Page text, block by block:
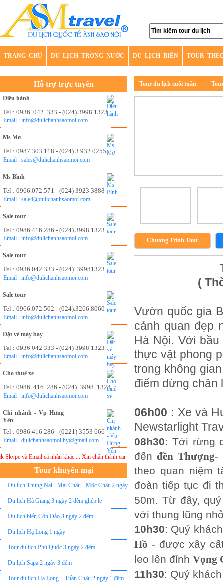
TRANG CHỦ DU LỊCH TRONG NƯỚC DU LỊCH BIỂN TOUR
Hỗ trợ trực tuyến
Điều hành
Tel : 0936. 042. 333 - (024) 3998 1323
Email : info@dulichanhsaomoi.com
Ms Mơ
Tel : 0987.303.118 - (024) 3.932.0255
Email : sales@dulichanhsaomoi.com
Ms Bình
Tel : 0966.072.571 - (024) 3923 3888
Email : sale4@dulichanhsaomoi.com
Sale tour
Tel : 0986 416 286 - (024) 3998 1323
Email : info@dulichanhsaomoi.com
Sale tour
Tel : 0936 042 333 - (024). 39981323
Email : info@dulichanhsaomoi.com
Sale tour
Tel : 0966.072.502 - (024).3266.8060
Email : info@dulichanhsaomoi.com
Đặt vé máy bay
Tel : 0936 042 333 - (024) 3998 1323
Email : info@dulichanhsaomoi.com
Cho thuê xe
Tel : 0986. 416. 286 - (024). 3998. 1323
Email : info@dulichanhsaomoi.com
Chi nhánh - Vp Hưng
Yên
Tel : 0986 416 286 - (0221) 3553 666
Email : dulichanhsaomoi.hy@gmail.com
Lưu ý:DU LỊCH ÁNH SAO MỚI
và Email cá nhân khác ... Xin chân thành cảm ơn!
Tour khuyến mại
Du lịch Thung Nai - Mai Châu - Mộc Châu 2 ngày
ghép lẻ
Du lịch Hà Giang 3 ngày 2 đêm ghép lẻ
Du lịch biển Côn Đảo 3 ngày 2 đêm
Du lịch Hạ Long 1 ngày
Tour du lịch Phú Quốc 3 ngày 2 đêm
Du lịch Sapa 2 ngày 3 đêm
Tour du lịch Hạ Long – Tuần Châu 2 ngày 1 đêm
Tour du lịch cuối tuần
Chương Trình Tour
(
Vườn quốc gia
cảnh quan đẹp
Hà Nội. Với
thực vật phong
trong không
điểm dừng chân
06h00 : Xe và
Newstarlight
08h30: Tới rừng
đến đền Thượng-
theo quan niệm
đoàn tiếp tục đi
50m. Từ đây,
với thung lũng
10h30: Quý
Hồ - được xây
leo lên đỉnh Vọng
11h30: Quý